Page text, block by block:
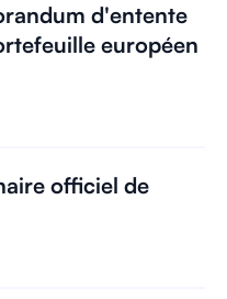
d'entente
européen
officiel de